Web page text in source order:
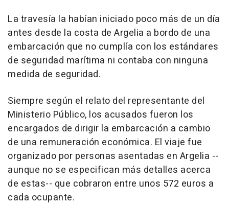
La travesía la habían iniciado poco más de un día
antes desde la costa de Argelia a bordo de una
embarcación que no cumplía con los estándares
de seguridad marítima ni contaba con ninguna
medida de seguridad.
Siempre según el relato del representante del
Ministerio Público, los acusados fueron los
encargados de dirigir la embarcación a cambio
de una remuneración económica. El viaje fue
organizado por personas asentadas en Argelia --
aunque no se especifican más detalles acerca
de estas-- que cobraron entre unos 572 euros a
cada ocupante.